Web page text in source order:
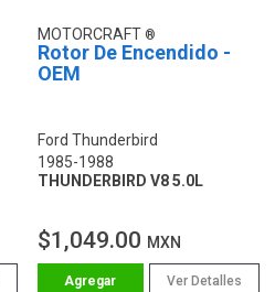
MOTORCRAFT
Rotor De Encendido -
OEM
Ford Thunderbird
1985-1988
THUNDERBIRD V8 5.0L
$1,049.00 MXN
Ver Detalles